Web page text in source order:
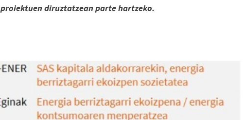
diruztatzean parte hartzeko.